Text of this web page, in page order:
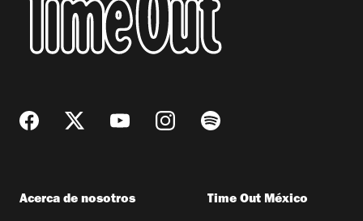
Acerca de nosotros Time Out México